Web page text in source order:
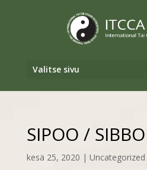
Valitse sivu
SIPOO / SIBBO
kesä 25, 2020 | Uncategorized